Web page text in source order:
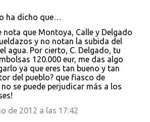
ha dicho que…
nota que Montoya, Calle y Delgado
y no notan la subida del
agua. Por cierto, C. Delgado, tu
120.000 eur, me das algo
ya que eres tan bueno y tan
del pueblo? que fiasco de
se puede perjudicar más a los
de 2012 a las 17:42